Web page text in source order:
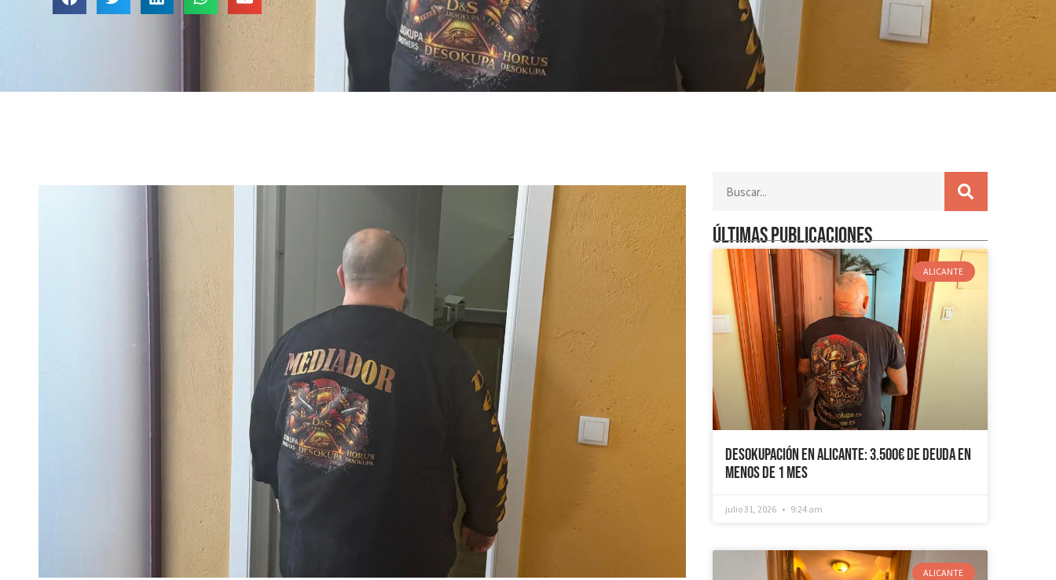
Últimas publicaciones
ALICANTE
Desokupación en Alicante: 3.500€ de Deuda en
Menos de 1 mes
julio 31, 2026 9:24 am
ALICANTE